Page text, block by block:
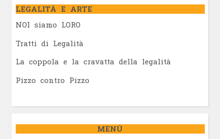
LEGALITÀ E ARTE
NOI siamo LORO
Tratti di Legalità
La coppola e la cravatta della legalità
Pizzo contro Pizzo
MENÚ